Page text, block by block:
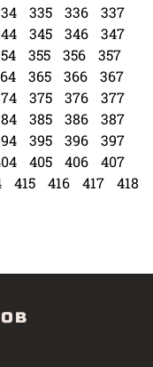
335 336
337
345 346
347
355 356
357
365 366
367
375 376
377
385 386
387
395 396
397
405 406
407
415 416 417 418